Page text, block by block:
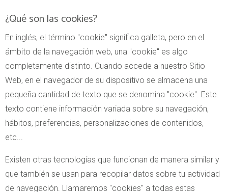
¿Qué son las cookies?
En inglés, el término "cookie" significa galleta, pero en el
ámbito de la navegación web, una "cookie" es algo
completamente distinto. Cuando accede a nuestro Sitio
Web, en el navegador de su dispositivo se almacena una
pequeña cantidad de texto que se denomina "cookie". Este
texto contiene información variada sobre su navegación,
hábitos, preferencias, personalizaciones de contenidos,
etc...
Existen otras tecnologías que funcionan de manera similar y
que también se usan para recopilar datos sobre tu actividad
de navegación. Llamaremos "cookies" a todas estas